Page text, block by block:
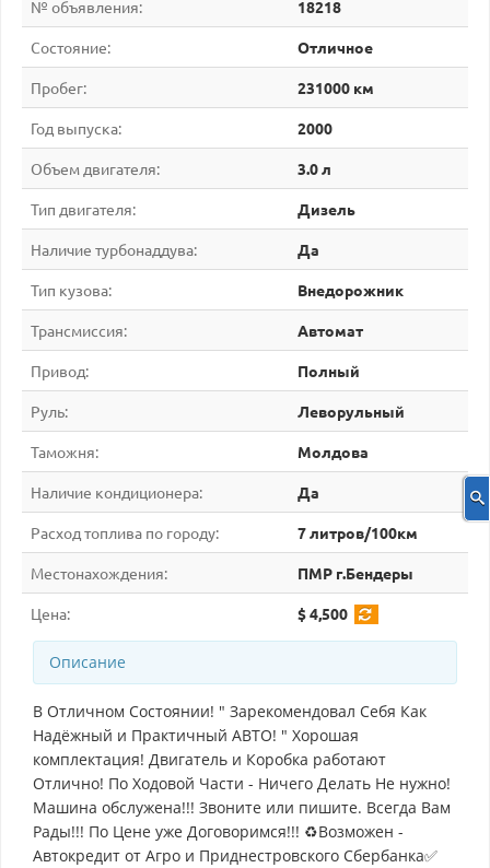
№ объявления: 18218
Состояние: Отличное
Пробег: 231000 км
Год выпуска: 2000
Объем двигателя: 3.0 л
Тип двигателя: Дизель
Наличие турбонаддува: Да
Тип кузова: Внедорожник
Трансмиссия: Автомат
Привод: Полный
Руль: Леворульный
Таможня: Молдова
Наличие кондиционера: Да
Расход топлива по городу: 7 литров/100км
Местонахождения: ПМР г.Бендеры
Цена: $ 4,500
Описание
В Отличном Состоянии! " Зарекомендовал Себя Как
Надёжный и Практичный АВТО! " Хорошая
комплектация! Двигатель и Коробка работают
Отлично! По Ходовой Части - Ничего Делать Не нужно!
Машина обслужена!!! Звоните или пишите. Всегда Вам
Рады!!! По Цене уже Договоримся!!! ♻Возможен -
Автокредит от Агро и Приднестровского Сбербанка✅